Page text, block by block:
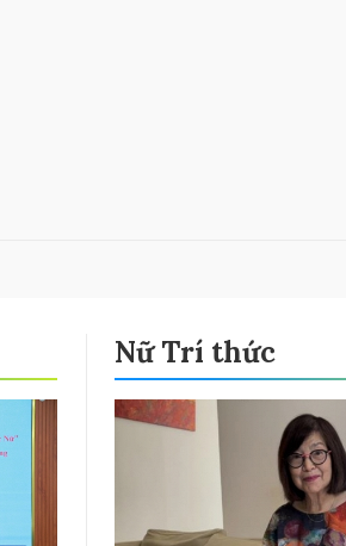
Nữ Trí thức